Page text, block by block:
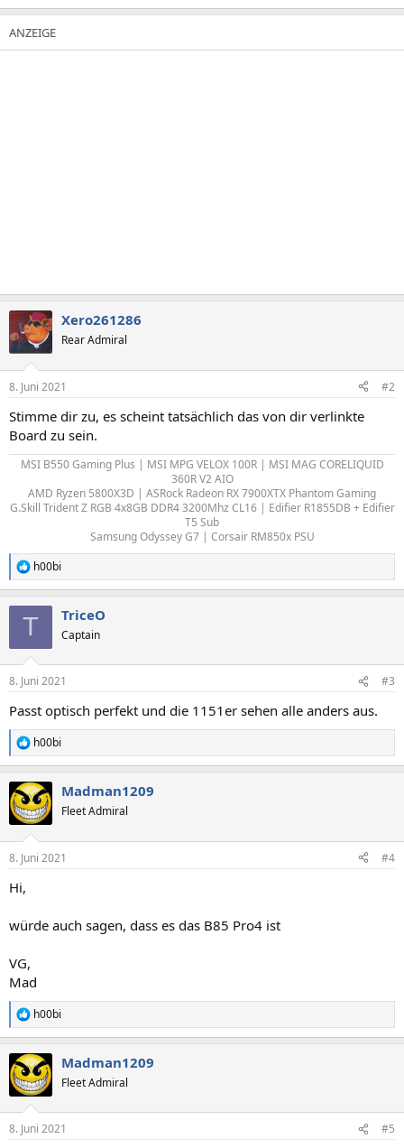
Xero261286
Rear Admiral
8. Juni 2021 #2
Stimme dir zu, es scheint tatsächlich das von dir verlinkte
Board zu sein.
MSI B550 Gaming Plus | MSI MPG VELOX 100R | MSI MAG CORELIQUID
360R V2 AIO
AMD Ryzen 5800X3D | ASRock Radeon RX 7900XTX Phantom Gaming
G.Skill Trident Z RGB 4x8GB DDR4 3200Mhz CL16 | Edifier R1855DB + Edifier
T5 Sub
Samsung Odyssey G7 | Corsair RM850x PSU​
R
e
e
:
h00bi
T TriceO
Captain
8. Juni 2021 #3
Passt optisch perfekt und die 1151er sehen alle anders aus.
R
e
k
t
i
e
:
h00bi
Madman1209
Fleet Admiral
8. Juni 2021 #4
Hi,
würde auch sagen, dass es das B85 Pro4 ist
VG,
Mad
R
e
k
t
i
e
h00bi
Madman1209
Fleet Admiral
8. Juni 2021 #5